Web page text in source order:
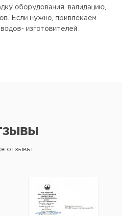
оборудования, валидацию,
Если нужно, привлекаем
изготовителей.
отзывы